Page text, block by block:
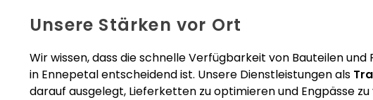
Unsere Stärken vor Ort
Wir wissen, dass die schnelle Verfügbarkeit von Bauteilen
in Ennepetal entscheidend ist. Unsere Dienstleistungen als
darauf ausgelegt, Lieferketten zu optimieren und Engpässe